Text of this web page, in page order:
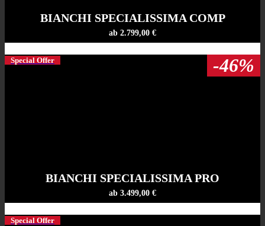
BIANCHI SPECIALISSIMA COMP
ab 2.799,00 €
Special Offer -46%
BIANCHI SPECIALISSIMA PRO
ab 3.499,00 €
Special Offer